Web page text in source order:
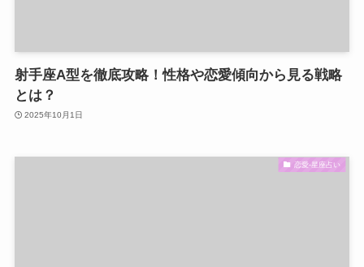
射手座A型を徹底攻略！性格や恋愛傾向から見る戦略
とは？
2025年10月1日
恋愛-星座占い